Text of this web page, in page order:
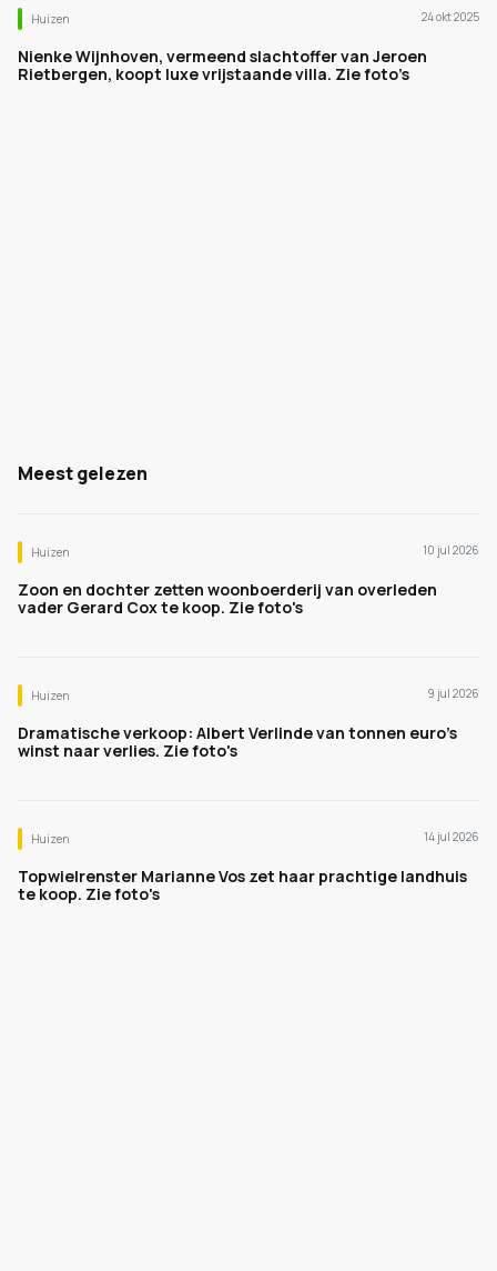
Huizen 24 okt 2025
Nienke Wijnhoven, vermeend slachtoffer van Jeroen
Rietbergen, koopt luxe vrijstaande villa. Zie foto’s
Meest gelezen
Huizen 10 jul 2026
Zoon en dochter zetten woonboerderij van overleden
vader Gerard Cox te koop. Zie foto's
Huizen 9 jul 2026
Dramatische verkoop: Albert Verlinde van tonnen euro's
winst naar verlies. Zie foto's
Huizen 14 jul 2026
Topwielrenster Marianne Vos zet haar prachtige landhuis
te koop. Zie foto's